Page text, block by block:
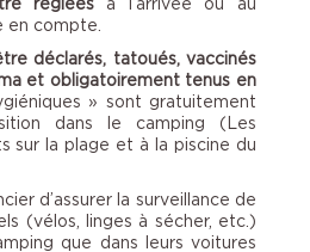
en compte.
déclarés, tatoués, vaccinés
et obligatoirement tenus en
» sont gratuitement
dans le camping (Les
sur la plage et à la piscine du
d’assurer la surveillance de
(vélos, linges à sécher, etc.)
que dans leurs voitures